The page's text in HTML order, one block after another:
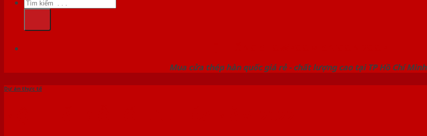
kiếm:
Mua cửa thép hàn quốc giá rẻ - chất lượng cao tại TP Hồ Chí Minh
Dự án thực tế